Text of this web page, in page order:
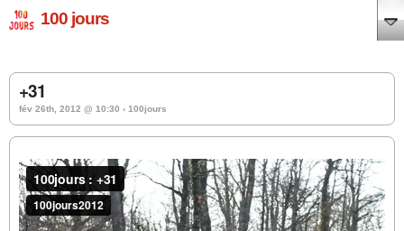
100 jours
+31
fév 26th, 2012 @ 10:30 › 100jours